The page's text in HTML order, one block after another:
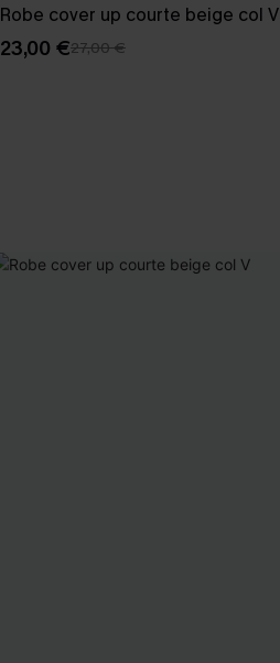
Robe cover up courte beige col V
23,00 €27,00 €